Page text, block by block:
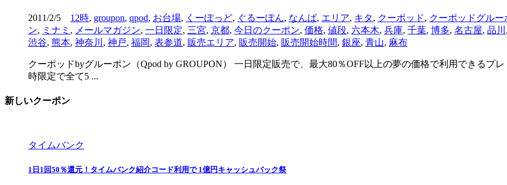
2011/2/5 12時, groupon, qpod, お台場, くーぽっど, ぐるーぽん, なんば, エリア, キタ, クーポッド, クーポッドグルー
ン, ミナミ , メールマガジン, 一日限定, 三宮, 京都, 今日のクーポン, 価格, 値段, 六本木, 兵庫, 千葉, 博多, 名古屋, 品川 ,
渋谷, 熊本, 神奈川 , 神戸, 福岡, 表参道, 販売エリア, 販売開始, 販売開始時間, 銀座, 青山, 麻布
クーポッドbyグルーポン（Qpod by GROUPON） 一日限定販売で、最大80％OFF以上の夢の価格で利用できるプ
時限定で全て5 ...
新しいクーポン
タイムバンク
1日1回50％還元！タイムバンク紹介コード利用で 1億円キャッシュバック祭